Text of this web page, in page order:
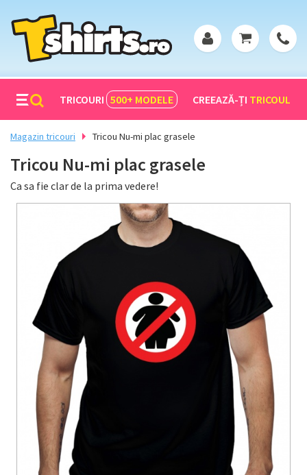
TRICOURI 500+ MODELE CREEAZĂ-ȚI TRICOUL
Magazin tricouri Tricou Nu-mi plac grasele
Tricou Nu-mi plac grasele
Ca sa fie clar de la prima vedere!